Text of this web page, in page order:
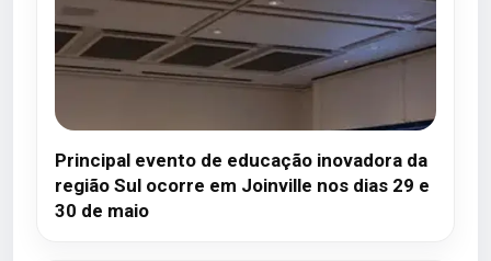
Principal evento de educação inovadora da
região Sul ocorre em Joinville nos dias 29 e
30 de maio